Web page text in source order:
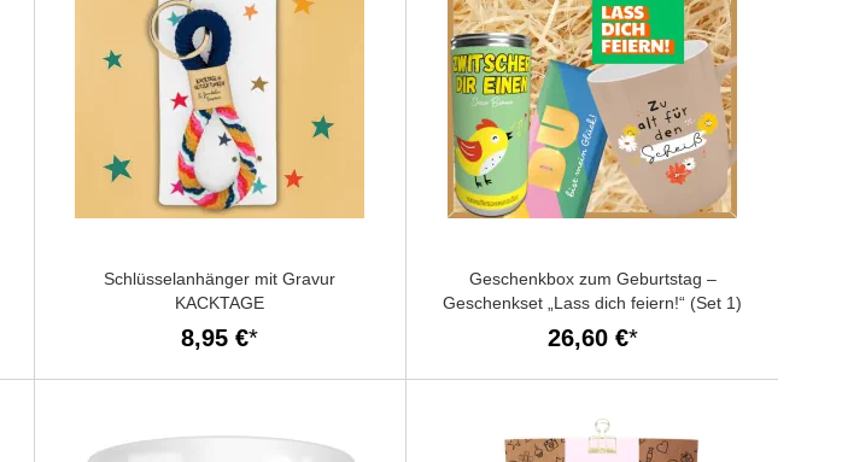
Schlüsselanhänger mit Gravur
KACKTAGE
8,95 €
Geschenkbox zum Geburtstag –
Geschenkset „Lass dich feiern!“ (Set 1)
26,60 €